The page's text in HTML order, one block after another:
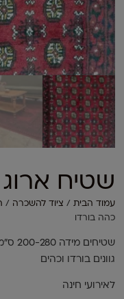
שטיח
עמוד הבית / ציוד להשכרה /
כהה בורדו
שטיחים מידה 200-280 ס"מ
גוונים בורדו וכהים
לאירועי חינה